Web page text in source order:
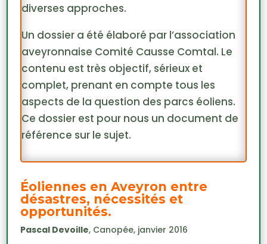
diverses approches.
Un dossier a été élaboré par l’association
aveyronnaise Comité Causse Comtal. Le
contenu est très objectif, sérieux et
complet, prenant en compte tous les
aspects de la question des parcs éoliens.
Ce dossier est pour nous un document de
référence sur le sujet.
Éoliennes en Aveyron entre
désastres, nécessités et
opportunités.
Pascal Devoille, Canopée, janvier 2016